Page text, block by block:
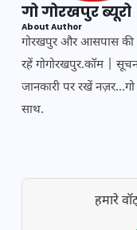
गो गोरखपुर ब्यूरो
About Author
गोरखपुर और आसपास की
रहें गोगोरखपुर.कॉम |
जानकारी पर रखें
साथ.
हमारे